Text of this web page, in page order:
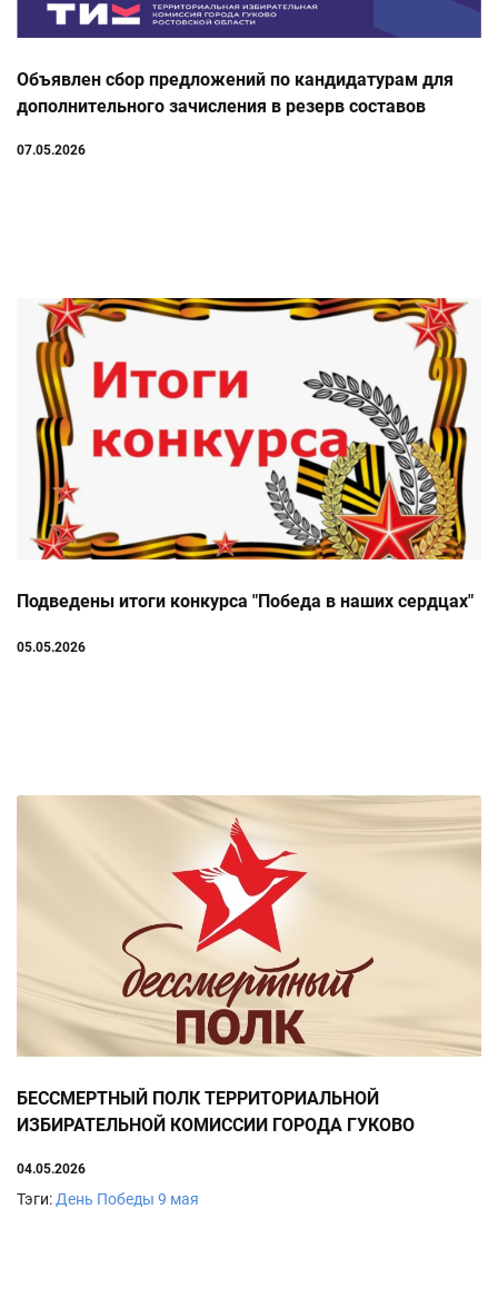
Объявлен сбор предложений по кандидатурам для
дополнительного зачисления в резерв составов
07.05.2026
Подведены итоги конкурса "Победа в наших сердцах"
05.05.2026
БЕССМЕРТНЫЙ ПОЛК ТЕРРИТОРИАЛЬНОЙ
ИЗБИРАТЕЛЬНОЙ КОМИССИИ ГОРОДА ГУКОВО
04.05.2026
Тэги: День Победы 9 мая